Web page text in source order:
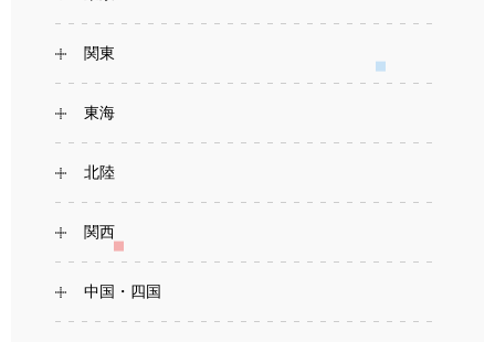
関東
東海
北陸
関西
中国・四国